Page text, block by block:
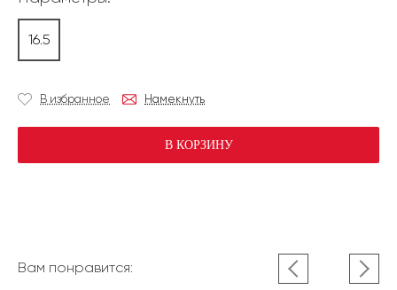
16.5
В избранное Намекнуть
В КОРЗИНУ
Вам понравится: